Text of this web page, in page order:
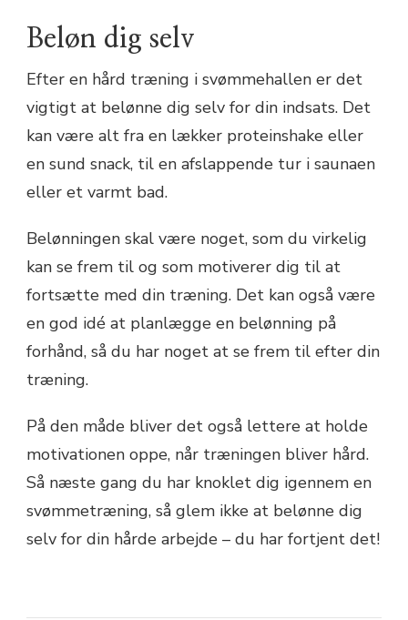
Beløn dig selv
Efter en hård træning i svømmehallen er det
vigtigt at belønne dig selv for din indsats. Det
kan være alt fra en lækker proteinshake eller
en sund snack, til en afslappende tur i saunaen
eller et varmt bad.
Belønningen skal være noget, som du virkelig
kan se frem til og som motiverer dig til at
fortsætte med din træning. Det kan også være
en god idé at planlægge en belønning på
forhånd, så du har noget at se frem til efter din
træning.
På den måde bliver det også lettere at holde
motivationen oppe, når træningen bliver hård.
Så næste gang du har knoklet dig igennem en
svømmetræning, så glem ikke at belønne dig
selv for din hårde arbejde – du har fortjent det!